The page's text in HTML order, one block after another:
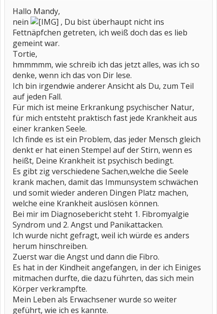
Hallo Mandy,
nein
, Du bist überhaupt nicht ins
Fettnäpfchen getreten, ich weiß doch das es lieb
gemeint war.
Tortie,
hmmmmm, wie schreib ich das jetzt alles, was ich so
denke, wenn ich das von Dir lese.
Ich bin irgendwie anderer Ansicht als Du, zum Teil
auf jeden Fall.
Für mich ist meine Erkrankung psychischer Natur,
für mich entsteht praktisch fast jede Krankheit aus
einer kranken Seele.
Ich finde es ist ein Problem, das jeder Mensch gleich
denkt er hat einen Stempel auf der Stirn, wenn es
heißt, Deine Krankheit ist psychisch bedingt.
Es gibt zig verschiedene Sachen,welche die Seele
krank machen, damit das Immunsystem schwächen
und somit wieder anderen Dingen Platz machen,
welche eine Krankheit auslösen können.
Bei mir im Diagnosebericht steht 1. Fibromyalgie
Syndrom und 2. Angst und Panikattacken.
Ich wurde nicht gefragt, weil ich würde es anders
herum hinschreiben.
Zuerst war die Angst und dann die Fibro.
Es hat in der Kindheit angefangen, in der ich Einiges
mitmachen durfte, die dazu führten, das sich mein
Körper verkrampfte.
Mein Leben als Erwachsener wurde so weiter
geführt, wie ich es kannte.